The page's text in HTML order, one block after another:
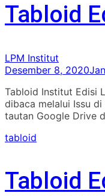
Tabloid
LPM Institut
Desember 8, 2020
Tabloid Institut Edisi
dibaca melalui Issu
tautan Google Drive
tabloid
Tabloid